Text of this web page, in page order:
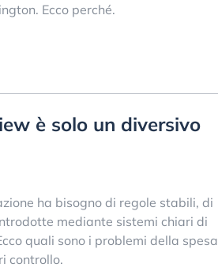
Ecco perché.
è solo un diversivo
ha bisogno di regole stabili, di
mediante sistemi chiari di
quali sono i problemi della spesa
controllo.